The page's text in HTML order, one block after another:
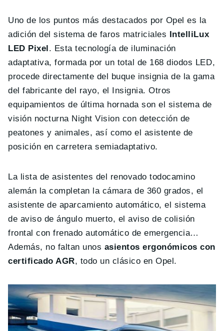
Uno de los puntos más destacados por Opel es la
adición del sistema de faros matriciales IntelliLux
LED Pixel. Esta tecnología de iluminación
adaptativa, formada por un total de 168 diodos LED,
procede directamente del buque insignia de la gama
del fabricante del rayo, el Insignia. Otros
equipamientos de última hornada son el sistema de
visión nocturna Night Vision con detección de
peatones y animales, así como el asistente de
posición en carretera semiadaptativo.
La lista de asistentes del renovado todocamino
alemán la completan la cámara de 360 grados, el
asistente de aparcamiento automático, el sistema
de aviso de ángulo muerto, el aviso de colisión
frontal con frenado automático de emergencia…
Además, no faltan unos asientos ergonómicos con
certificado AGR, todo un clásico en Opel.